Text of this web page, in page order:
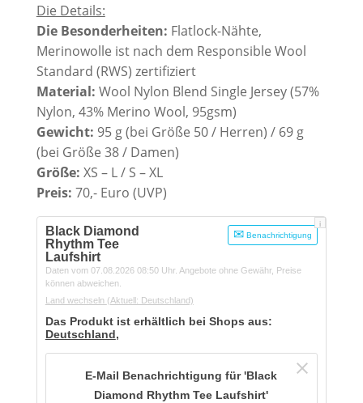
Die Details:
Die Besonderheiten: Flatlock-Nähte,
Merinowolle ist nach dem Responsible Wool
Standard (RWS) zertifiziert
Material: Wool Nylon Blend Single Jersey (57%
Nylon, 43% Merino Wool, 95gsm)
Gewicht: 95 g (bei Größe 50 / Herren) / 69 g
(bei Größe 38 / Damen)
Größe: XS – L / S – XL
Preis: 70,- Euro (UVP)
i
Black Diamond
Rhythm Tee
Laufshirt
Benachrichtigung
Daten vom 07.08.2026 08:50 Uhr. Angebote ohne Gewähr, Preise
können abweichen.
Land wechseln (Aktuell: Deutschland)
Das Produkt ist erhältlich bei Shops aus:
Deutschland,
E-Mail Benachrichtigung für 'Black
Diamond Rhythm Tee Laufshirt'